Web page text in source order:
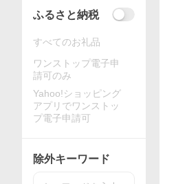
ふるさと納税
すべてのお礼品
ワンストップ電子申
請可のみ
Yahoo!ショッピング
アプリでワンストッ
プ電子申請可
除外キーワード